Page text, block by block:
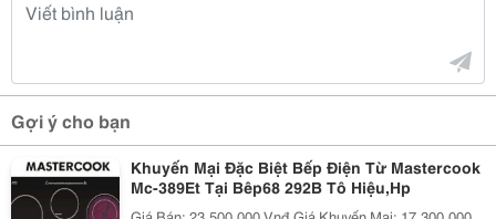
Gợi ý cho bạn
Khuyến Mại Đặc Biệt Bếp Điện Từ Mastercook
Mc-389Et Tại Bêp68 292B Tô Hiệu,Hp